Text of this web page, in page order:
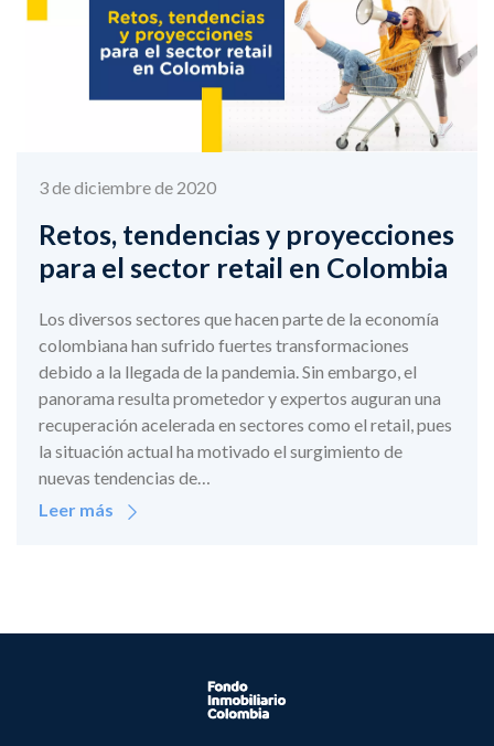
3 de diciembre de 2020
Retos, tendencias y proyecciones
para el sector retail en Colombia
Los diversos sectores que hacen parte de la economía
colombiana han sufrido fuertes transformaciones
debido a la llegada de la pandemia. Sin embargo, el
panorama resulta prometedor y expertos auguran una
recuperación acelerada en sectores como el retail, pues
la situación actual ha motivado el surgimiento de
nuevas tendencias de…
Leer más